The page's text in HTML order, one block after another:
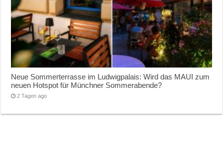
Neue Sommerterrasse im Ludwigpalais: Wird das MAUI zum
neuen Hotspot für Münchner Sommerabende?
2 Tagen ago